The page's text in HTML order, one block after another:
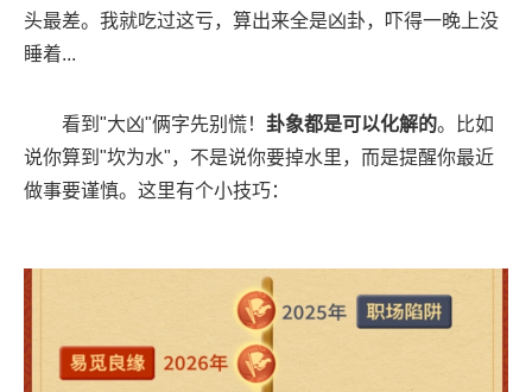
头最差。我就吃过这亏，算出来全是凶卦，吓得一晚上没
睡着...
看到"大凶"俩字先别慌！ 卦象都是可以化解的。比如
说你算到"坎为水"，不是说你要掉水里，而是提醒你最近
做事要谨慎。这里有个小技巧：